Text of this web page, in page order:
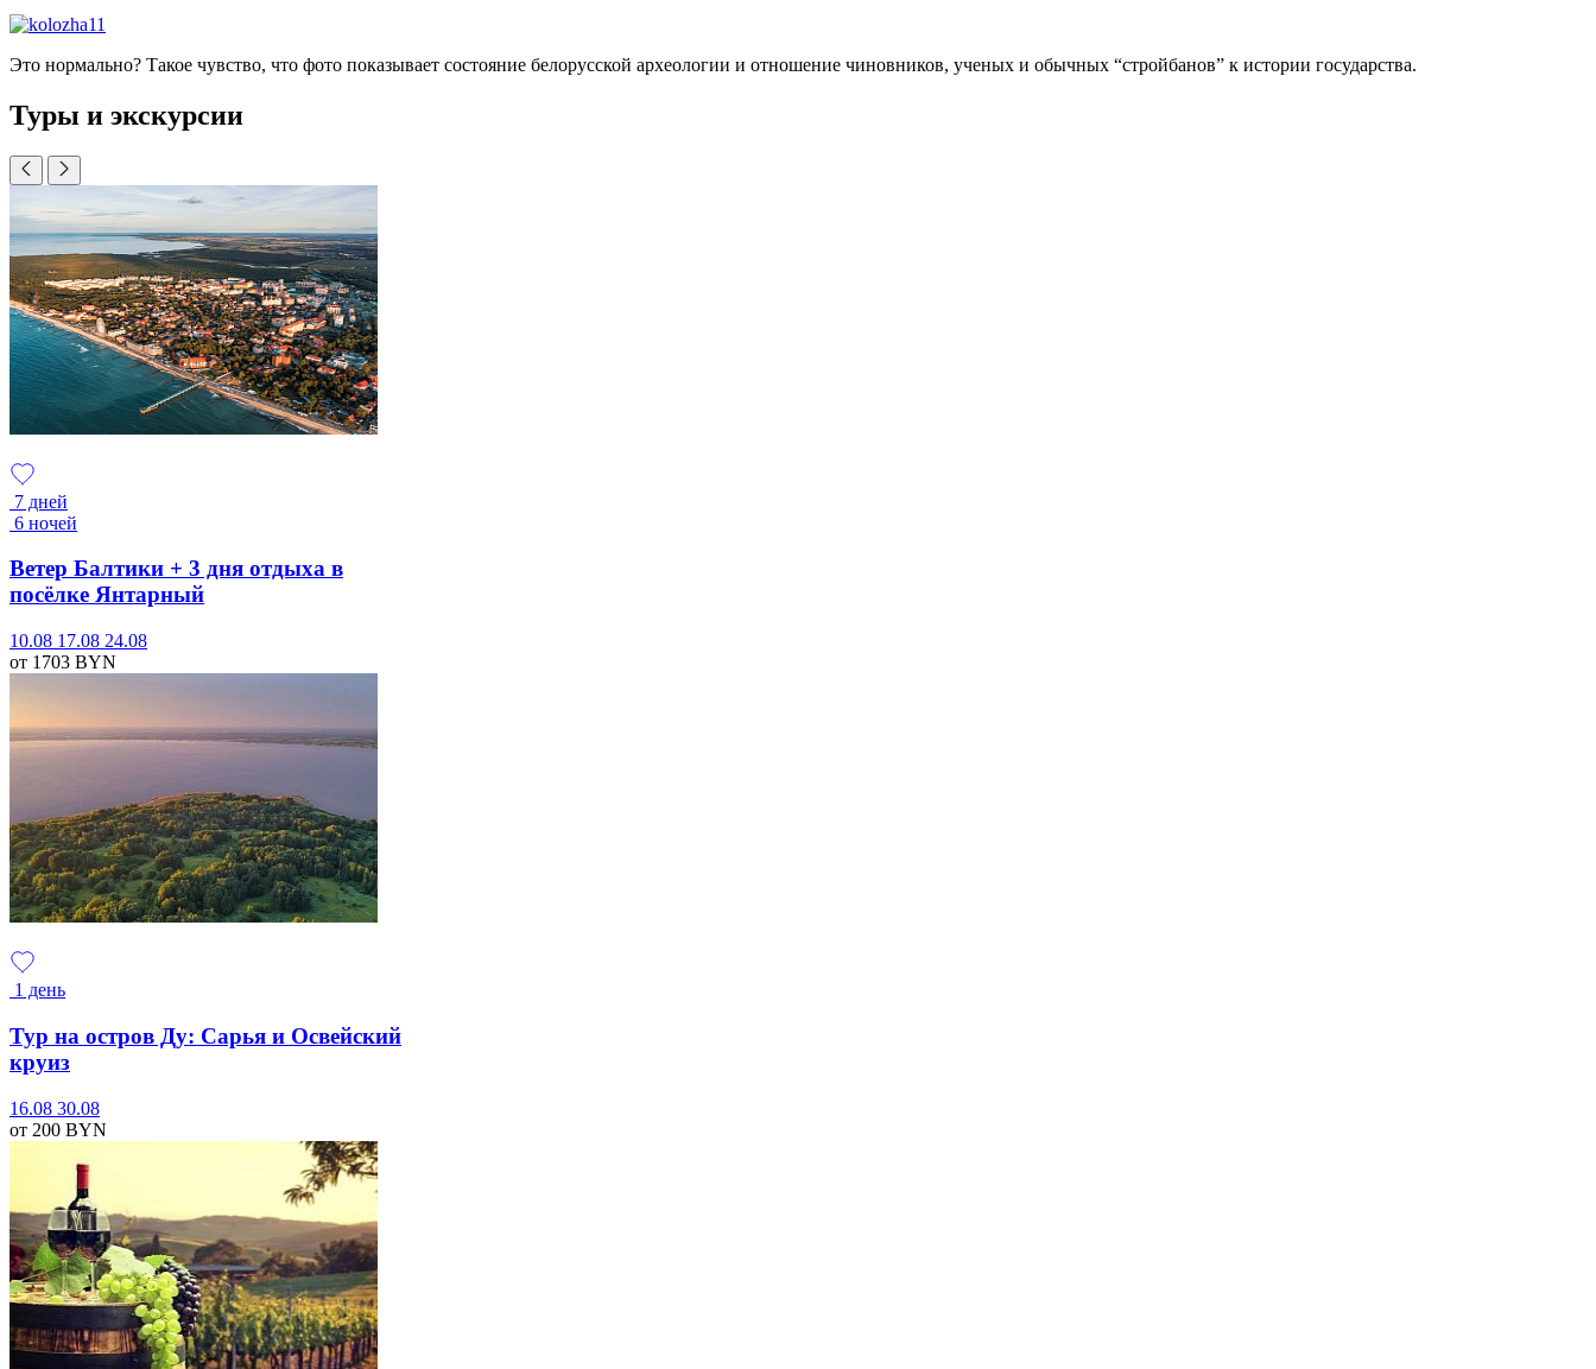
Это нормально? Такое чувство, что фото показывает состояние белорусской археологии и отношение чиновников, ученых и обычных “стройбанов” к истории государства.
Туры и экскурсии
7 дней
6 ночей
Ветер Балтики + 3 дня отдыха в
посёлке Янтарный
10.08 17.08 24.08
от 1703 BYN
1 день
Тур на остров Ду: Сарья и Освейский
круиз
16.08 30.08
от 200 BYN